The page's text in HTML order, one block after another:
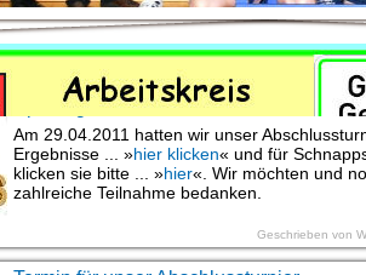
Spielergebnisse vom Abschlussturnier
Am 29.04.2011 hatten wir unser
Ergebnisse ... »hier klicken« und für
klicken sie bitte ... »hier«. Wir möchten und
zahlreiche Teilnahme bedanken.
Geschrieben von